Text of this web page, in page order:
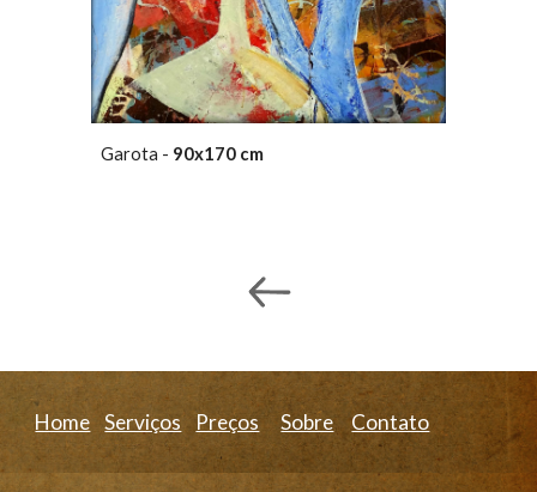
Garota - 90x170 cm
Home Serviços Preços Sobre Contato